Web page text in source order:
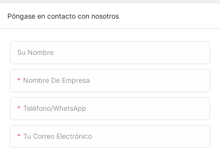
Póngase en contacto con nosotros
Su Nombre
Nombre De Empresa
Teléfono/WhatsApp
Tu Correo Electrónico